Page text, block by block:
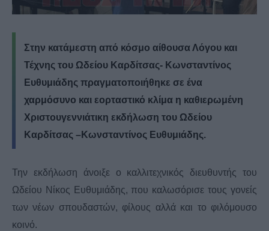
Στην κατάμεστη από κόσμο αίθουσα Λόγου και
Τέχνης του Ωδείου Καρδίτσας- Κωνσταντίνος
Ευθυμιάδης πραγματοποιήθηκε σε ένα
χαρμόσυνο και εορταστικό κλίμα η καθιερωμένη
Χριστουγεννιάτικη εκδήλωση του Ωδείου
Καρδίτσας –Κωνσταντίνος Ευθυμιάδης.
Την εκδήλωση άνοιξε ο καλλιτεχνικός διευθυντής του
Ωδείου Νίκος Ευθυμιάδης, που καλωσόρισε τους γονείς
των νέων σπουδαστών, φίλους αλλά και το φιλόμουσο
κοινό.